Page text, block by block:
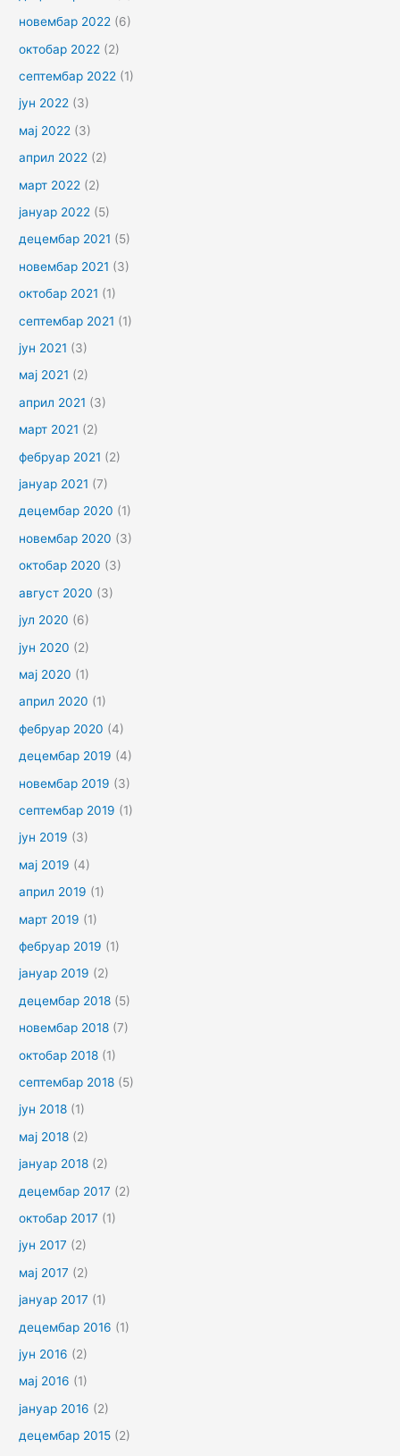
новембар 2022 (6)
октобар 2022 (2)
септембар 2022 (1)
јун 2022 (3)
мај 2022 (3)
април 2022 (2)
март 2022 (2)
јануар 2022 (5)
децембар 2021 (5)
новембар 2021 (3)
октобар 2021 (1)
септембар 2021 (1)
јун 2021 (3)
мај 2021 (2)
април 2021 (3)
март 2021 (2)
фебруар 2021 (2)
јануар 2021 (7)
децембар 2020 (1)
новембар 2020 (3)
октобар 2020 (3)
август 2020 (3)
јул 2020 (6)
јун 2020 (2)
мај 2020 (1)
април 2020 (1)
фебруар 2020 (4)
децембар 2019 (4)
новембар 2019 (3)
септембар 2019 (1)
јун 2019 (3)
мај 2019 (4)
април 2019 (1)
март 2019 (1)
фебруар 2019 (1)
јануар 2019 (2)
децембар 2018 (5)
новембар 2018 (7)
октобар 2018 (1)
септембар 2018 (5)
јун 2018 (1)
мај 2018 (2)
јануар 2018 (2)
децембар 2017 (2)
октобар 2017 (1)
јун 2017 (2)
мај 2017 (2)
јануар 2017 (1)
децембар 2016 (1)
јун 2016 (2)
мај 2016 (1)
јануар 2016 (2)
децембар 2015 (2)